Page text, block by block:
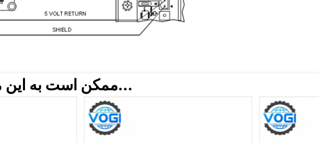
ممکن است به این موارد نیز علاقه‌مند باشید...